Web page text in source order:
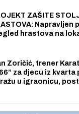
ZAŠITE
Napravljen
hrastova na
Zoričić, trener
za djecu iz
u igraonicu,